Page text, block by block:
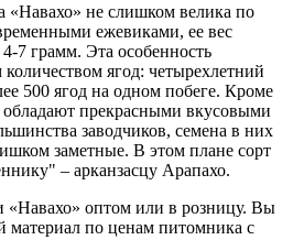
«Навахо» не слишком велика по
ежевиками, ее вес
7 грамм. Эта особенность
ягод: четырехлетний
500 ягод на одном побеге. Кроме
прекрасными вкусовыми
заводчиков, семена в них
заметные. В этом плане сорт
– арканзасцу Арапахо.
оптом или в розницу. Вы
материал по ценам питомника с